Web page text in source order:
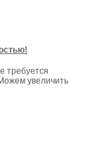
требуется
увеличить